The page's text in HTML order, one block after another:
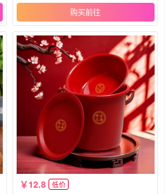
购买
12.8 低价